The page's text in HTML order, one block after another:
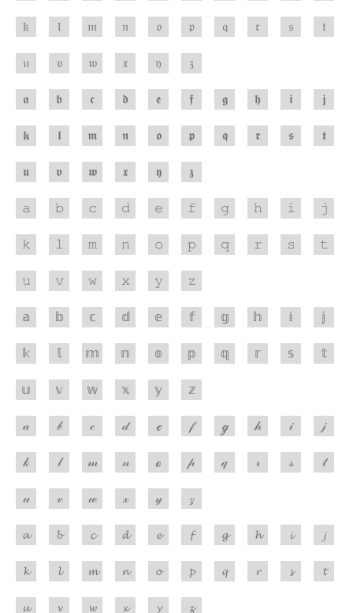
𝔨 𝔩 𝔪 𝔫 𝔬 𝔭 𝔮 𝔯 𝔰 𝔱
𝔲 𝔳 𝔴 𝔵 𝔶 𝔷
𝖆 𝖇 𝖈 𝖉 𝖊 𝖋 𝖌 𝖍 𝖎 𝖏
𝖐 𝖑 𝖒 𝖓 𝖔 𝖕 𝖖 𝖗 𝖘 𝖙
𝖚 𝖛 𝖜 𝖝 𝖞 𝖟
𝚊 𝚋 𝚌 𝚍 𝚎 𝚏 𝚐 𝚑 𝚒 𝚓
𝚔 𝚕 𝚖 𝚗 𝚘 𝚙 𝚚 𝚛 𝚜 𝚝
𝚞 𝚟 𝚠 𝚡 𝚢 𝚣
𝕒 𝕓 𝕔 𝕕 𝕖 𝕗 𝕘 𝕙 𝕚 𝕛
𝕜 𝕝 𝕞 𝕟 𝕠 𝕡 𝕢 𝕣 𝕤 𝕥
𝕦 𝕧 𝕨 𝕩 𝕪 𝕫
𝒶 𝒷 𝒸 𝒹 ℯ 𝒻 ℊ 𝒽 𝒾 𝒿
𝓀 𝓁 𝓂 𝓃 ℴ 𝓅 𝓆 𝓇 𝓈 𝓉
𝓊 𝓋 𝓌 𝓍 𝓎 𝓏
𝓪 𝓫 𝓬 𝓭 𝓮 𝓯 𝓰 𝓱 𝓲 𝓳
𝓴 𝓵 𝓶 𝓷 𝓸 𝓹 𝓺 𝓻 𝓼 𝓽
𝓾 𝓿 𝔀 𝔁 𝔂 𝔃